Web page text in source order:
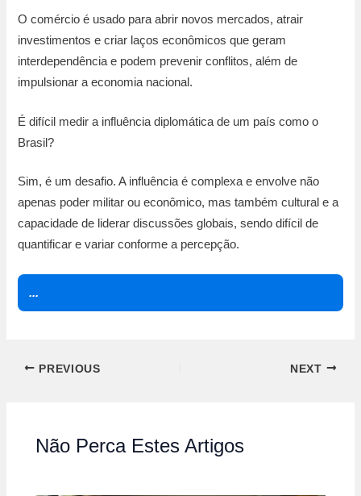
O comércio é usado para abrir novos mercados, atrair
investimentos e criar laços econômicos que geram
interdependência e podem prevenir conflitos, além de
impulsionar a economia nacional.
É difícil medir a influência diplomática de um país como o
Brasil?
Sim, é um desafio. A influência é complexa e envolve não
apenas poder militar ou econômico, mas também cultural e a
capacidade de liderar discussões globais, sendo difícil de
quantificar e variar conforme a percepção.
...
PREVIOUS NEXT
Não Perca Estes Artigos